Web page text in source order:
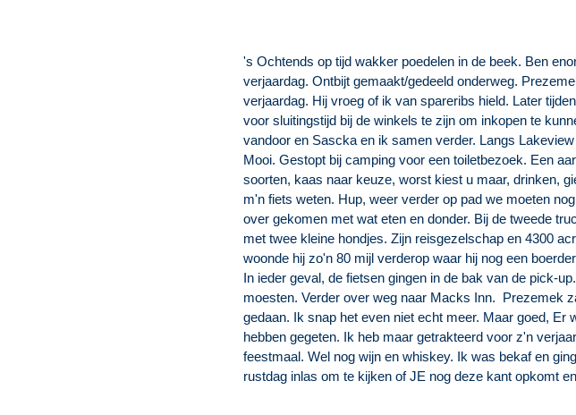
's Ochtends op tijd wakker poedelen in de beek. Ben
verjaardag. Ontbijt gemaakt/gedeeld onderweg.
verjaardag. Hij vroeg of ik van spareribs hield. Later
voor sluitingstijd bij de winkels te zijn om inkopen te
vandoor en Sascka en ik samen verder. Langs
Mooi. Gestopt bij camping voor een toiletbezoek. Een
soorten, kaas naar keuze, worst kiest u maar, drinken,
m'n fiets weten. Hup, weer verder op pad we moeten
over gekomen met wat eten en donder. Bij de tweede
met twee kleine hondjes. Zijn reisgezelschap en 4300
woonde hij zo'n 80 mijl verderop waar hij nog een
In ieder geval, de fietsen gingen in de bak van de pick-
moesten. Verder over weg naar Macks Inn. Prezemek
gedaan. Ik snap het even niet echt meer. Maar goed,
hebben gegeten. Ik heb maar getrakteerd voor z'n
feestmaal. Wel nog wijn en whiskey. Ik was bekaf en
rustdag inlas om te kijken of JE nog deze kant opkomt